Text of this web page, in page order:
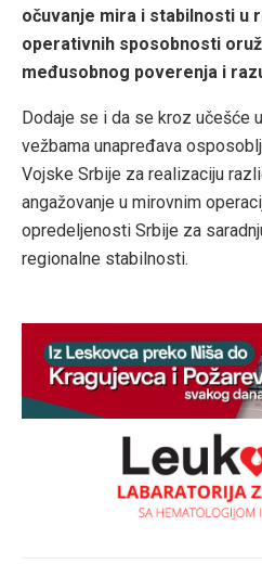
očuvanje mira i stabilnosti u
operativnih sposobnosti
međusobnog poverenja i
Dodaje se i da se kroz učešće
vežbama unapređava
Vojske Srbije za realizaciju
angažovanje u mirovnim
opredeljenosti Srbije za
regionalne stabilnosti.